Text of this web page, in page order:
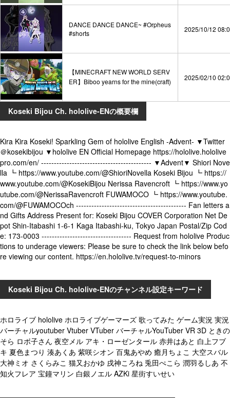
DANCE DANCE DANCE~ #Orpheus
#shorts
2025/10/12
【MINECRAFT NEW WORLD SERV
ER】Biboo yearns for the mine(craft)
2025/02/10
Koseki Bijou Ch. hololive-ENの概要欄
Kira Kira Koseki! Sparkling Gem of hololive English -Advent- ▼Twitter
＠kosekibijou ▼hololive EN Official Homepage https://hololive.hololive
pro.com/en/ ------------------------------------------- ▼Advent▼ Shiori Nove
lla ┗ https://www.youtube.com/@ShioriNovella Koseki Bijou ┗ https://
www.youtube.com/@KosekiBijou Nerissa Ravencroft ┗ https://www.yo
utube.com/@NerissaRavencroft FUWAMOCO ┗ https://www.youtube.
com/@FUWAMOCOch ------------------------------------------- Fan letters a
nd Gifts Address Present for: Koseki Bijou COVER Corporation Net De
pot Shin-Itabashi 1-6-1 Kaga Itabashi-ku, Tokyo Japan Postal/Zip Cod
e: 173-0003 ----------------------------------- Request from hololive Produc
tions to underage viewers: Please be sure to check the link below befo
re viewing our content. https://en.hololive.tv/request-to-minors
Koseki Bijou Ch. hololive-ENのチャンネル設定キーワード
ホロライブ hololive ホロライブゲーマーズ 歌ってみた ゲーム実況 実況
バーチャルyoutuber Vtuber VTuber バーチャルYouTuber VR 3D ときの
そら ロボ子さん 夜空メル アキ・ローゼンタール 赤井はあと 白上フブ
キ 夏色まつり 湊あくあ 紫咲シオン 百鬼あやめ 癒月ちょこ 大空スバル
大神ミオ さくらみこ 猫又おかゆ 戌神ころね 兎田ぺこら 潤羽るしあ 不
知火フレア 宝鐘マリン 白銀ノエル AZKi 星街すいせい